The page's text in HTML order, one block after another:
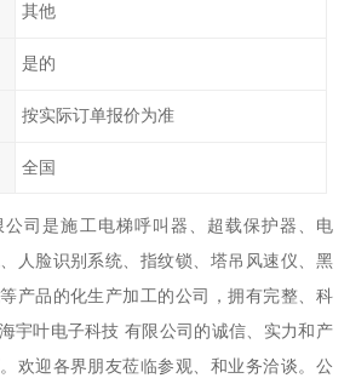
其他
是的
按实际订单报价为准
全国
司是施工电梯呼叫器、超载保护器、电
人脸识别系统、指纹锁、塔吊风速仪、黑
产品的化生产加工的公司，拥有完整、科
宇叶电子科技 有限公司的诚信、实力和产
欢迎各界朋友莅临参观、和业务洽谈。公